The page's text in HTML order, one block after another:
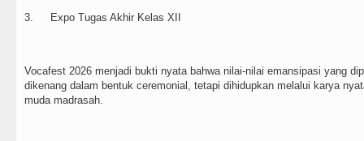
3. Expo Tugas Akhir Kelas XII
Vocafest 2026 menjadi bukti nyata bahwa nilai-nilai emansipasi yang
dikenang dalam bentuk ceremonial, tetapi dihidupkan melalui karya
muda madrasah.